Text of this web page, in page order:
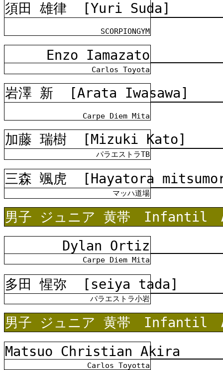
須田 雄律 [Yuri Suda]
SCORPIONGYM
Enzo Iamazato
Carlos Toyota
岩澤 新 [Arata Iwasawa]
Carpe Diem Mita
加藤 瑞樹 [Mizuki Kato]
パラエストラTB
三森 颯虎 [Hayatora
マッハ道場
男子 ジュニア 黄帯 Infantil
Dylan Ortiz
Carpe Diem Mita
多田 惺弥 [seiya tada]
パラエストラ小岩
男子 ジュニア 黄帯 Infantil
Matsuo Christian Akira
Carlos Toyotta